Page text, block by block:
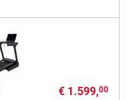
€ 1.599,00